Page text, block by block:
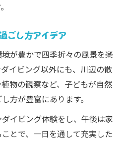
ごし方アイデア
が豊かで四季折々の風景を楽
イビング以外にも、川辺の散
物の観察など、子どもが自然
方が豊富にあります。
イビング体験をし、午後は家
とで、一日を通して充実した